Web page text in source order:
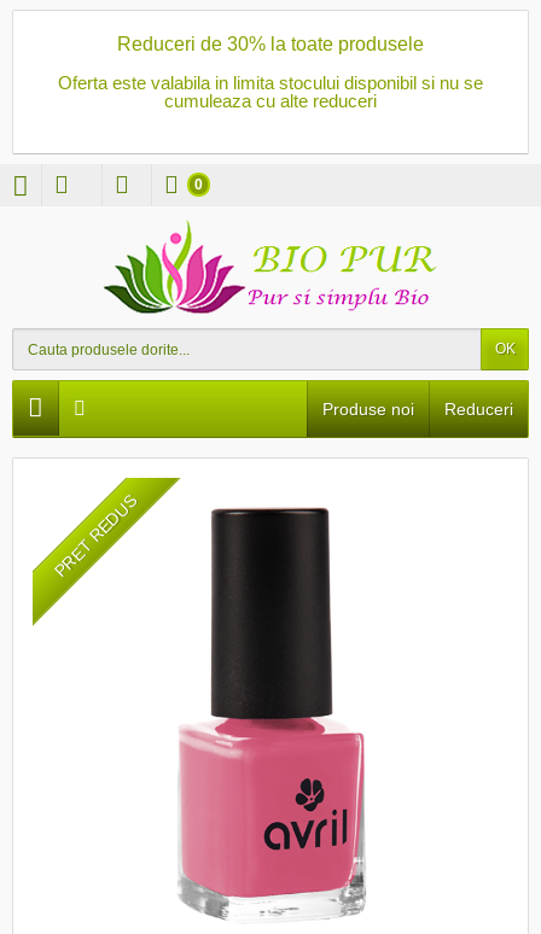
Reduceri de 30% la toate produsele
Oferta este valabila in limita stocului disponibil si nu se
cumuleaza cu alte reduceri
OK
0
Reduceri
Produse noi
PRET REDUS